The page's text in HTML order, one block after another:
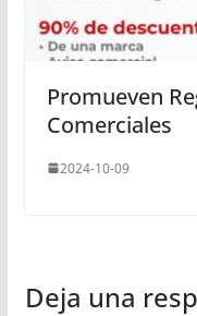
Promueven
Comerciales
2024-10-09
Deja una